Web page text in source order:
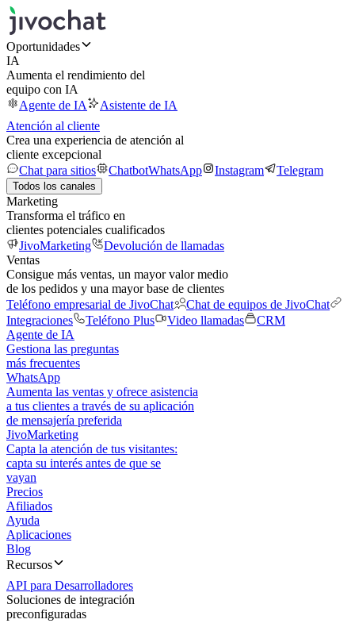
Oportunidades
IA
Aumenta el rendimiento del
equipo con IA
Agente de IA
Asistente de IA
Atención al cliente
Crea una experiencia de atención al
cliente excepcional
Chat para sitios
ChatbotWhatsApp Instagram Telegram
Todos los canales
Marketing
Transforma el tráfico en
clientes potenciales cualificados
JivoMarketing
Devolución de llamadas
Ventas
Consigue más ventas, un mayor valor medio
de los pedidos y una mayor base de clientes
Teléfono empresarial de JivoChat
Chat de equipos de JivoChat
Integraciones
Teléfono Plus Video llamadas
CRM
Agente de IA
Gestiona las preguntas
más frecuentes
WhatsApp
Aumenta las ventas y ofrece asistencia
a tus clientes a través de su aplicación
de mensajería preferida
JivoMarketing
Capta la atención de tus visitantes:
capta su interés antes de que se
vayan
Precios
Afiliados
Ayuda
Aplicaciones
Blog
Recursos
API para Desarrolladores
Soluciones de integración
preconfiguradas